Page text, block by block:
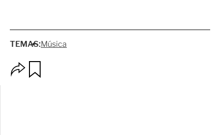
TEMAS:Música
p